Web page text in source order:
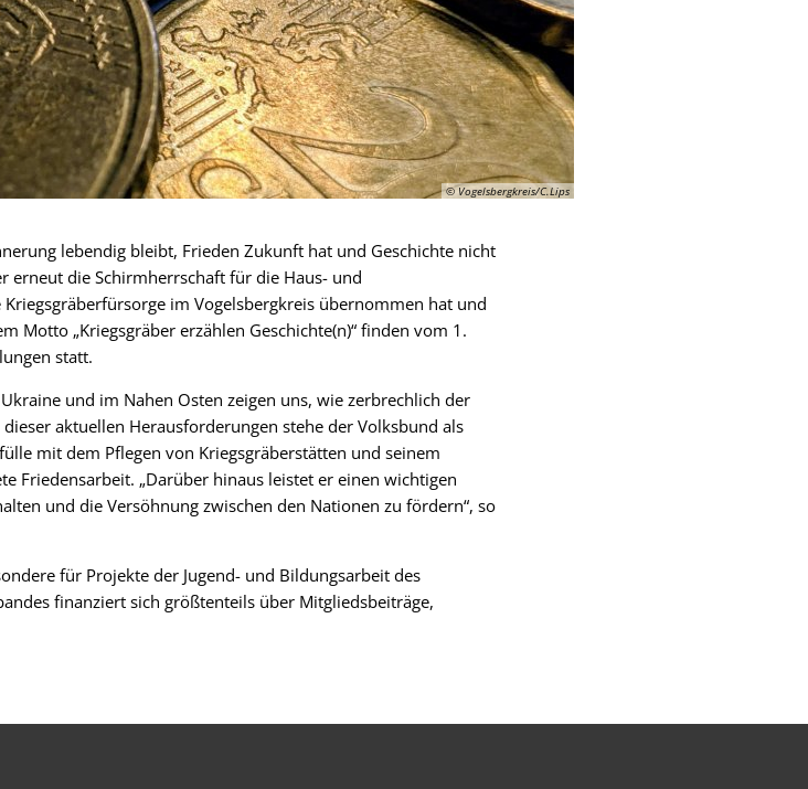
© Vogelsbergkreis/C.Lips
lebendig bleibt, Frieden Zukunft hat und Geschichte nicht
erneut die Schirmherrschaft für die Haus- und
im Vogelsbergkreis übernommen hat und
Motto „Kriegsgräber erzählen Geschichte(n)“ finden vom 1.
statt.
und im Nahen Osten zeigen uns, wie zerbrechlich der
aktuellen Herausforderungen stehe der Volksbund als
mit dem Pflegen von Kriegsgräberstätten und seinem
Friedensarbeit. „Darüber hinaus leistet er einen wichtigen
und die Versöhnung zwischen den Nationen zu fördern“, so
für Projekte der Jugend- und Bildungsarbeit des
finanziert sich größtenteils über Mitgliedsbeiträge,